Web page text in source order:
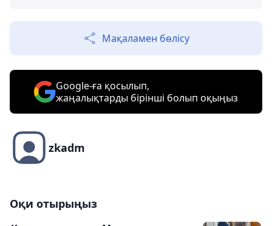
Мақаламен бөлісу
Google-ға қосылып,
жаңалықтарды бірінші болып оқыңыз
zkadm
Оқи отырыңыз